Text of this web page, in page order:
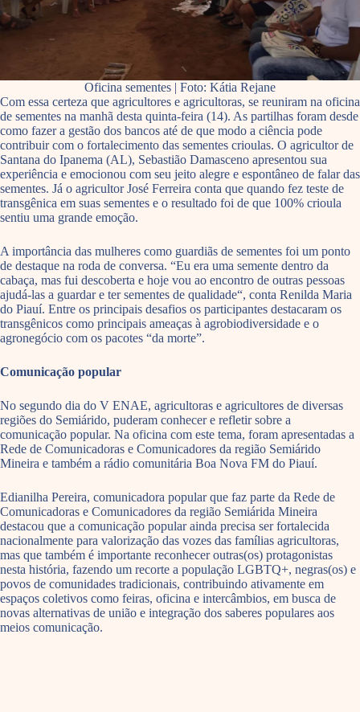
Oficina sementes | Foto: Kátia Rejane
Com essa certeza que agricultores e agricultoras, se reuniram na oficina
de sementes na manhã desta quinta-feira (14). As partilhas foram desde
como fazer a gestão dos bancos até de que modo a ciência pode
contribuir com o fortalecimento das sementes crioulas. O agricultor de
Santana do Ipanema (AL), Sebastião Damasceno apresentou sua
experiência e emocionou com seu jeito alegre e espontâneo de falar das
sementes. Já o agricultor José Ferreira conta que quando fez teste de
transgênica em suas sementes e o resultado foi de que 100% crioula
sentiu uma grande emoção.
A importância das mulheres como guardiãs de sementes foi um ponto
de destaque na roda de conversa. “Eu era uma semente dentro da
cabaça, mas fui descoberta e hoje vou ao encontro de outras pessoas
ajudá-las a guardar e ter sementes de qualidade“, conta Renilda Maria
do Piauí. Entre os principais desafios os participantes destacaram os
transgênicos como principais ameaças à agrobiodiversidade e o
agronegócio com os pacotes “da morte”.
Comunicação popular
No segundo dia do V ENAE, agricultoras e agricultores de diversas
regiões do Semiárido, puderam conhecer e refletir sobre a
comunicação popular. Na oficina com este tema, foram apresentadas a
Rede de Comunicadoras e Comunicadores da região Semiárido
Mineira e também a rádio comunitária Boa Nova FM do Piauí.
Edianilha Pereira, comunicadora popular que faz parte da Rede de
Comunicadoras e Comunicadores da região Semiárida Mineira
destacou que a comunicação popular ainda precisa ser fortalecida
nacionalmente para valorização das vozes das famílias agricultoras,
mas que também é importante reconhecer outras(os) protagonistas
nesta história, fazendo um recorte a população LGBTQ+, negras(os) e
povos de comunidades tradicionais, contribuindo ativamente em
espaços coletivos como feiras, oficina e intercâmbios, em busca de
novas alternativas de união e integração dos saberes populares aos
meios comunicação.